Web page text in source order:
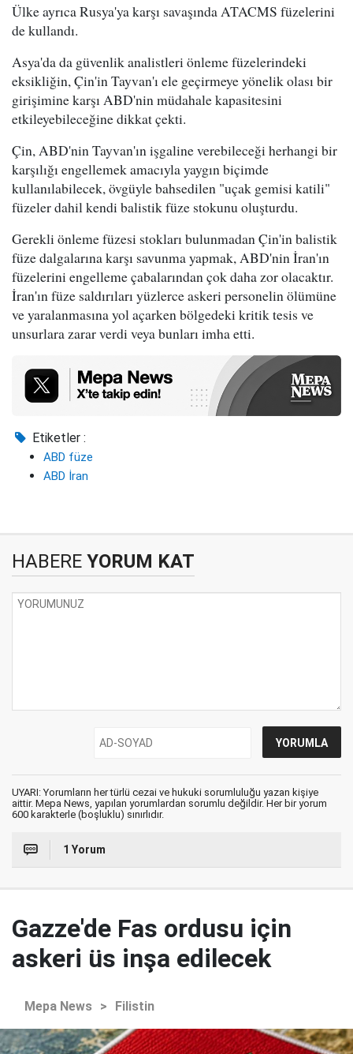
Ülke ayrıca Rusya'ya karşı savaşında ATACMS füzelerini
de kullandı.
Asya'da da güvenlik analistleri önleme füzelerindeki
eksikliğin, Çin'in Tayvan'ı ele geçirmeye yönelik olası bir
girişimine karşı ABD'nin müdahale kapasitesini
etkileyebileceğine dikkat çekti.
Çin, ABD'nin Tayvan'ın işgaline verebileceği herhangi bir
karşılığı engellemek amacıyla yaygın biçimde
kullanılabilecek, övgüyle bahsedilen "uçak gemisi katili"
füzeler dahil kendi balistik füze stokunu oluşturdu.
Gerekli önleme füzesi stokları bulunmadan Çin'in balistik
füze dalgalarına karşı savunma yapmak, ABD'nin İran'ın
füzelerini engelleme çabalarından çok daha zor olacaktır.
İran'ın füze saldırıları yüzlerce askeri personelin ölümüne
ve yaralanmasına yol açarken bölgedeki kritik tesis ve
unsurlara zarar verdi veya bunları imha etti.
Etiketler :
ABD füze
ABD İran
HABERE YORUM KAT
UYARI: Yorumların her türlü cezai ve hukuki sorumluluğu yazan kişiye
aittir. Mepa News, yapılan yorumlardan sorumlu değildir. Her bir yorum
600 karakterle (boşluklu) sınırlıdır.
1 Yorum
Gazze'de Fas ordusu için
askeri üs inşa edilecek
Mepa News > Filistin